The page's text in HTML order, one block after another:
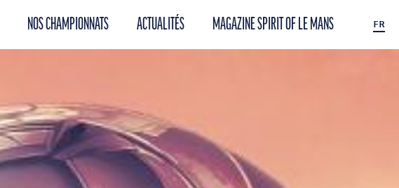
NOS CHAMPIONNATS ACTUALITÉS MAGAZINE SPIRIT OF LE MANS FR